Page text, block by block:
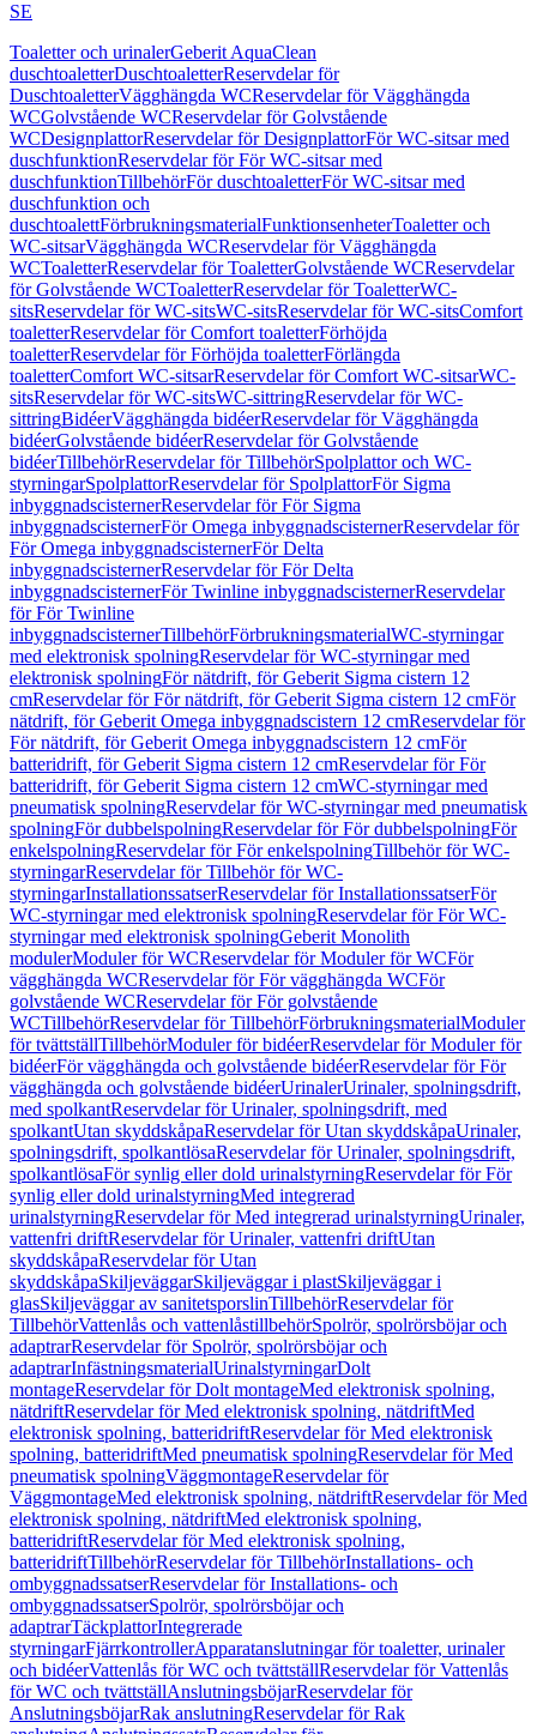
SE
Toaletter och urinalerGeberit AquaClean
duschtoaletterDuschtoaletterReservdelar för
DuschtoaletterVägghängda WCReservdelar för Vägghängda
WCGolvstående WCReservdelar för Golvstående
WCDesignplattorReservdelar för DesignplattorFör WC-sitsar med
duschfunktionReservdelar för För WC-sitsar med
duschfunktionTillbehörFör duschtoaletterFör WC-sitsar med
duschfunktion och
duschtoalettFörbrukningsmaterialFunktionsenheterToaletter och
WC-sitsarVägghängda WCReservdelar för Vägghängda
WCToaletterReservdelar för ToaletterGolvstående WCReservdelar
för Golvstående WCToaletterReservdelar för ToaletterWC-
sitsReservdelar för WC-sitsWC-sitsReservdelar för WC-sitsComfort
toaletterReservdelar för Comfort toaletterFörhöjda
toaletterReservdelar för Förhöjda toaletterFörlängda
toaletterComfort WC-sitsarReservdelar för Comfort WC-sitsarWC-
sitsReservdelar för WC-sitsWC-sittringReservdelar för WC-
sittringBidéerVägghängda bidéerReservdelar för Vägghängda
bidéerGolvstående bidéerReservdelar för Golvstående
bidéerTillbehörReservdelar för TillbehörSpolplattor och WC-
styrningarSpolplattorReservdelar för SpolplattorFör Sigma
inbyggnadscisternerReservdelar för För Sigma
inbyggnadscisternerFör Omega inbyggnadscisternerReservdelar för
För Omega inbyggnadscisternerFör Delta
inbyggnadscisternerReservdelar för För Delta
inbyggnadscisternerFör Twinline inbyggnadscisternerReservdelar
för För Twinline
inbyggnadscisternerTillbehörFörbrukningsmaterialWC-styrningar
med elektronisk spolningReservdelar för WC-styrningar med
elektronisk spolningFör nätdrift, för Geberit Sigma cistern 12
cmReservdelar för För nätdrift, för Geberit Sigma cistern 12 cmFör
nätdrift, för Geberit Omega inbyggnadscistern 12 cmReservdelar för
För nätdrift, för Geberit Omega inbyggnadscistern 12 cmFör
batteridrift, för Geberit Sigma cistern 12 cmReservdelar för För
batteridrift, för Geberit Sigma cistern 12 cmWC-styrningar med
pneumatisk spolningReservdelar för WC-styrningar med pneumatisk
spolningFör dubbelspolningReservdelar för För dubbelspolningFör
enkelspolningReservdelar för För enkelspolningTillbehör för WC-
styrningarReservdelar för Tillbehör för WC-
styrningarInstallationssatserReservdelar för InstallationssatserFör
WC-styrningar med elektronisk spolningReservdelar för För WC-
styrningar med elektronisk spolningGeberit Monolith
modulerModuler för WCReservdelar för Moduler för WCFör
vägghängda WCReservdelar för För vägghängda WCFör
golvstående WCReservdelar för För golvstående
WCTillbehörReservdelar för TillbehörFörbrukningsmaterialModuler
för tvättställTillbehörModuler för bidéerReservdelar för Moduler för
bidéerFör vägghängda och golvstående bidéerReservdelar för För
vägghängda och golvstående bidéerUrinalerUrinaler, spolningsdrift,
med spolkantReservdelar för Urinaler, spolningsdrift, med
spolkantUtan skyddskåpaReservdelar för Utan skyddskåpaUrinaler,
spolningsdrift, spolkantlösaReservdelar för Urinaler, spolningsdrift,
spolkantlösaFör synlig eller dold urinalstyrningReservdelar för För
synlig eller dold urinalstyrningMed integrerad
urinalstyrningReservdelar för Med integrerad urinalstyrningUrinaler,
vattenfri driftReservdelar för Urinaler, vattenfri driftUtan
skyddskåpaReservdelar för Utan
skyddskåpaSkiljeväggarSkiljeväggar i plastSkiljeväggar i
glasSkiljeväggar av sanitetsporslinTillbehörReservdelar för
TillbehörVattenlås och vattenlåstillbehörSpolrör, spolrörsböjar och
adaptrarReservdelar för Spolrör, spolrörsböjar och
adaptrarInfästningsmaterialUrinalstyrningarDolt
montageReservdelar för Dolt montageMed elektronisk spolning,
nätdriftReservdelar för Med elektronisk spolning, nätdriftMed
elektronisk spolning, batteridriftReservdelar för Med elektronisk
spolning, batteridriftMed pneumatisk spolningReservdelar för Med
pneumatisk spolningVäggmontageReservdelar för
VäggmontageMed elektronisk spolning, nätdriftReservdelar för Med
elektronisk spolning, nätdriftMed elektronisk spolning,
batteridriftReservdelar för Med elektronisk spolning,
batteridriftTillbehörReservdelar för TillbehörInstallations- och
ombyggnadssatserReservdelar för Installations- och
ombyggnadssatserSpolrör, spolrörsböjar och
adaptrarTäckplattorIntegrerade
styrningarFjärrkontrollerApparatanslutningar för toaletter, urinaler
och bidéerVattenlås för WC och tvättställReservdelar för Vattenlås
för WC och tvättställAnslutningsböjarReservdelar för
AnslutningsböjarRak anslutningReservdelar för Rak